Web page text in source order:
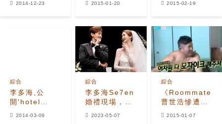
2014-12-23 2015-01-20 2015-02-19
李多海,公
開'hotel
綜合
2014-03-09
李多海Se7en
婚禮現場，成
綜合
2023-05-07
《Roommate2
曹世浩慘遭節
綜合
2015-01-07